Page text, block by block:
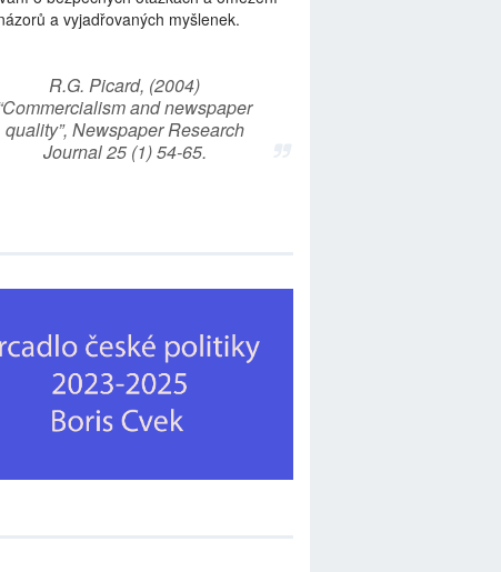
a vyjadřovaných myšlenek.
R.G. Picard, (2004)
and newspaper
quality”, Newspaper Research
Journal 25 (1) 54-65.